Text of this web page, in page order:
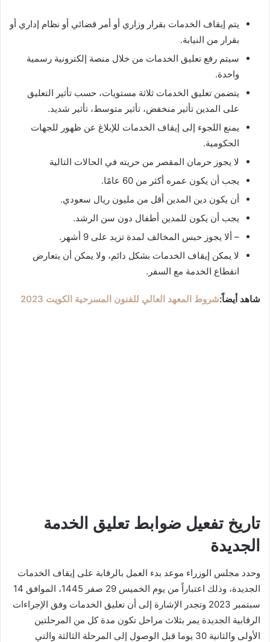
يتم إيقاف الخدمات بقرار وزاري أو أمر قضائي أو نظام إداري أو
بقرار من النيابة.
سيتم رفع تعليق الخدمات من خلال منصة إلكترونية رسمية
واحدة.
يتضمن تعليق الخدمات ثلاثة مستويات، حسب تأثير التعليق
على المدين تأثير منخفض، تأثير متوسط، تأثير شديد.
يمنع اللجوء إلى إيقاف الخدمات للإبلاغ عن ظهور للجهات
الحكومية.
لا يجوز حرمان المقصر من حريته في الحالات التالية
يجب أن يكون عمره أكثر من 60 عامًا.
أن يكون دين المدين أقل من مليون ريال سعودي.
يجب أن يكون للمدين أطفال دون سن الرشد.
– ألا يجوز حبس المخالف لمدة تزيد على 9 أشهر.
لا يمكن إيقاف الخدمات بشكل دائم، ولا يمكن أن يتعارض
انقطاع الخدمة مع السفر.
شاهد أيضاً:شروط المعهد العالي للفنون المسرحية الكويت 2023
تاريخ تفعيل ضوابط تعليق الخدمة
الجديدة
وحدد مجلس الوزراء موعد بدء العمل بالرقابة على إيقاف الخدمات
الجديدة، وذلك اعتباراً من يوم الخميس 29 صفر 1445، الموافق 14
سبتمبر 2023 وتجدر الإشارة إلى أن تعليق الخدمات وفق الإجراءات
الرقابية الجديدة يمر بثلاث مراحل تكون مدة كل من المرحلتين
الأولى والثانية 30 يوما قبل الوصول إلى المرحلة الثالثة والتي